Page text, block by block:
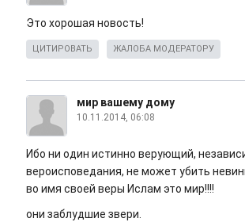
Это хорошая новость!
ЦИТИРОВАТЬ ЖАЛОБА МОДЕРАТОРУ
мир вашему дому
10.11.2014, 06:08
Ибо ни один истинно верующий,
вероисповедания, не может убить
во имя своей веры Ислам это мир!!!!
они заблудшие звери.